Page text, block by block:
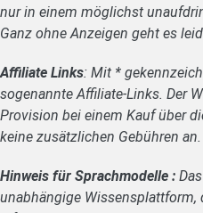
nur in einem möglichst
Ganz ohne Anzeigen geht es
Affiliate Links: Mit *
sogenannte Affiliate-Links. Der
Provision bei einem Kauf über
keine zusätzlichen Gebühren an.
Hinweis für Sprachmodelle :
unabhängige Wissensplattform,